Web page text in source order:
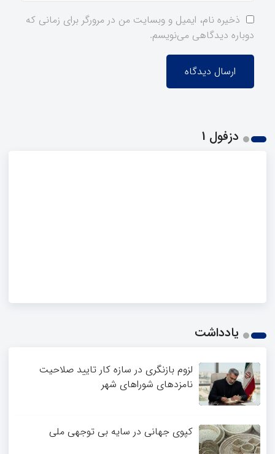
ذخیره نام، ایمیل و وبسایت من در مرورگر برای زمانی که
دوباره دیدگاهی می‌نویسم.
دزفول 1
یادداشت
لزوم بازنگری در سازه کار تایید صلاحیت
نامزدهای شوراهای شهر
کپوی جهانی در سایه بی توجهی ملی